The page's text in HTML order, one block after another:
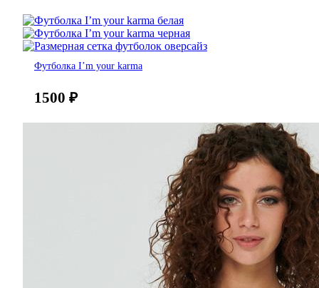
Футболка I’m your karma
1500 ₽